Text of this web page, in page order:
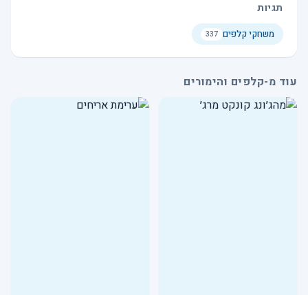
תגיות
משחקי קלפים 337
עוד מ-קלפים והימורים